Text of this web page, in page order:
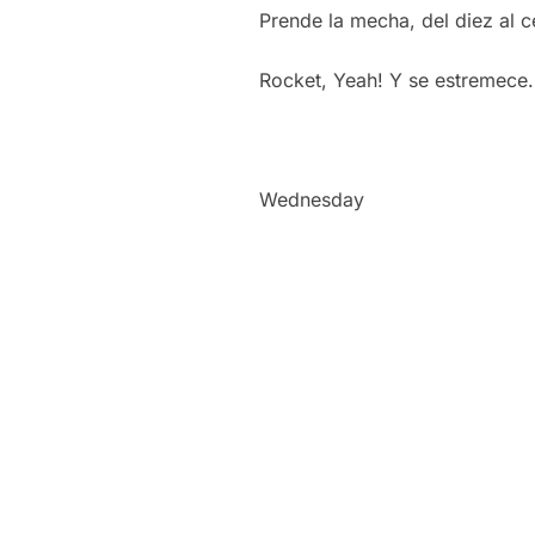
Prende la mecha, del diez al
Rocket, Yeah! Y se estremece.
Wednesday